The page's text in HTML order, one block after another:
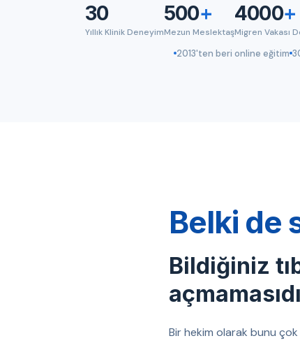
30
Yıllık Klinik Deneyim
500+
Mezun Meslektaş
4000+
Migren Vakası
2013'ten beri online eğitim
Belki de
Bildiğiniz
Bir hekim olarak bunu çok